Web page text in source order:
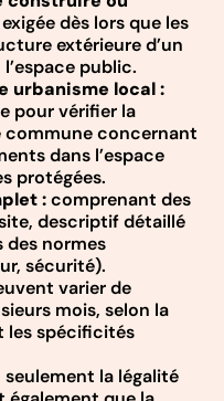
exigée dès lors que les
extérieure d’un
public.
urbanisme local :
pour vérifier la
concernant
dans l’espace
protégées.
:comprenant des
descriptif détaillé
normes
sécurité).
varier de
mois, selon la
les spécificités
la légalité